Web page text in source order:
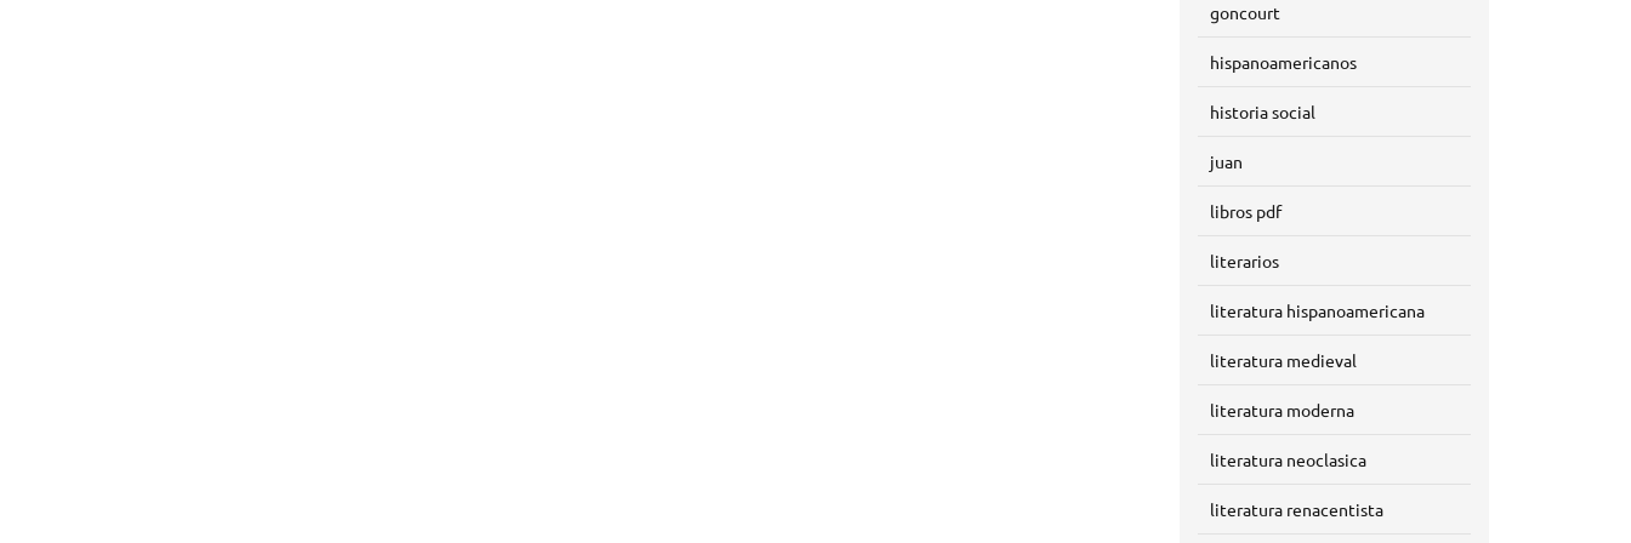
goncourt
hispanoamericanos
historia social
juan
libros pdf
literarios
literatura hispanoamericana
literatura medieval
literatura moderna
literatura neoclasica
literatura renacentista